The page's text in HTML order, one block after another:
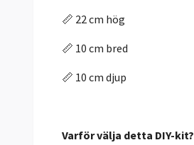
📏 22 cm hög
📏 10 cm bred
📏 10 cm djup
Varför välja detta DIY-kit?